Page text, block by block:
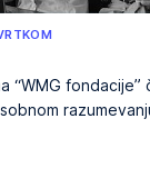
“WMG fondacije”